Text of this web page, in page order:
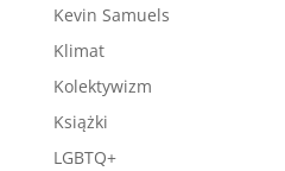
Kevin Samuels
Klimat
Kolektywizm
Książki
LGBTQ+